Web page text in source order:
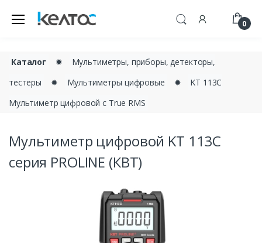
0
Каталог ✹
Мультиметры, приборы, детекторы,
тестеры
✹ Мультиметры цифровые ✹
KT 113С
Мультиметр цифровой c True RMS
Мультиметр цифровой KT 113С
серия PROLINE (КВТ)